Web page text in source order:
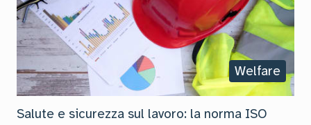
Welfare
Salute e sicurezza sul lavoro: la norma ISO